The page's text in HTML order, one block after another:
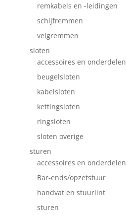
remkabels en -leidingen
schijfremmen
velgremmen
sloten
accessoires en onderdelen
beugelsloten
kabelsloten
kettingsloten
ringsloten
sloten overige
sturen
accessoires en onderdelen
Bar-ends/opzetstuur
handvat en stuurlint
sturen